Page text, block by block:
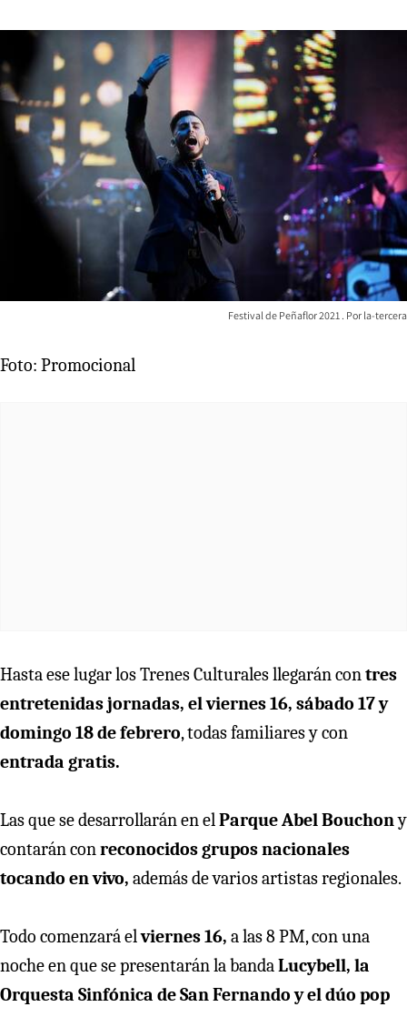
Festival de Peñaflor 2021 la-tercera
Foto: Promocional
Hasta ese lugar los Trenes Culturales llegarán contres
entretenidas jornadas, el viernes 16, sábado 17 y
domingo 18 de febrero, todas familiares y con
entrada gratis.
Las que se desarrollarán en elParque Abel Bouchony
contarán conreconocidos grupos nacionales
tocando en vivo, además de varios artistas regionales.
Todo comenzará elviernes 16, a las 8 PM, con una
noche en que se presentarán la bandaLucybell, la
Orquesta Sinfónica de San Fernando y el dúo pop